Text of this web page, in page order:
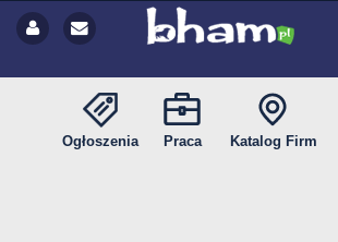
Ogłoszenia Praca Katalog Firm